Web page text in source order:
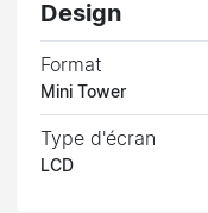
Design
Format
Mini Tower
Type d'écran
LCD